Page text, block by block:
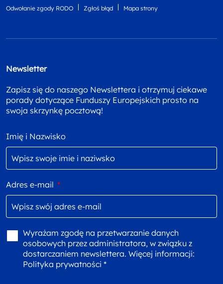
Odwołanie zgody RODO Zgłoś błąd Mapa strony
Newsletter
Zapisz się do naszego Newslettera i otrzymuj ciekawe
porady dotyczące Funduszy Europejskich prosto na
swoja skrzynkę pocztową!
Imię i Nazwisko
Adres e-mail *
Wyrażam zgodę na przetwarzanie danych
osobowych przez administratora, w związku z
dostarczaniem newslettera. Więcej informacji:
Polityka prywatności *